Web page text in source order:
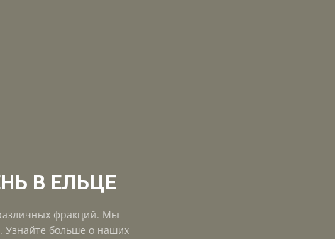
В ЕЛЬЦЕ
фракций. Мы
Узнайте больше о наших